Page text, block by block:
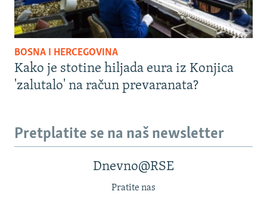
BOSNA I HERCEGOVINA
Kako je stotine hiljada eura iz Konjica
'zalutalo' na račun prevaranata?
Pretplatite se na naš newsletter
Dnevno@RSE
Pratite nas